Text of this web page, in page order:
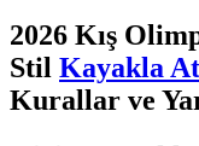
2026 Kış
Stil Kayakla
Kurallar ve